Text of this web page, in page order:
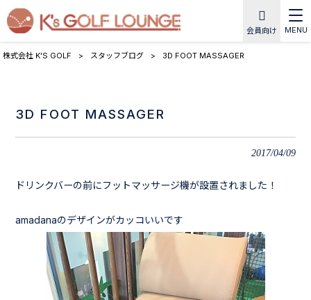
会員向け MENU
株式会社 K'S GOLF > スタッフブログ > 3D FOOT MASSAGER
3D FOOT MASSAGER
2017/04/09
ドリンクバーの前にフットマッサージ機が設置されました！
amadanaのデザインがカッコいいです